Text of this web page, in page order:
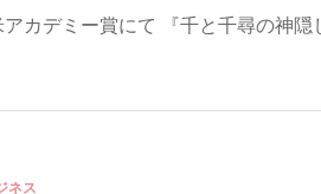
カデミー賞にて 『千と千尋の神隠
ネス